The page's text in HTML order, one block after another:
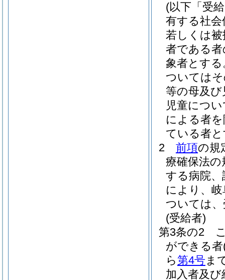
(以下「受
有する社会
若しくは
者である
象者とする
ついては
等の母及
児童につ
による者
ている者
2
前項の規
療確保法の
する病院
により、
ついては
(受給者)
第3条の2
ができる者
ら第4号ま
加入者及